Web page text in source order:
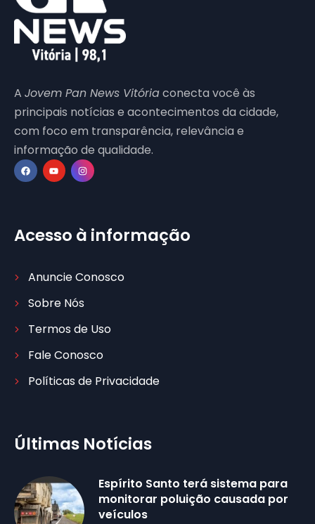
A Jovem Pan News Vitóriaconecta você às
principais notícias e acontecimentos da cidade,
com foco em transparência, relevância e
informação de qualidade.
Acesso à informação
Anuncie Conosco
Sobre Nós
Termos de Uso
Fale Conosco
Políticas de Privacidade
Últimas Notícias
Espírito Santo terá sistema para
monitorar poluição causada por
veículos